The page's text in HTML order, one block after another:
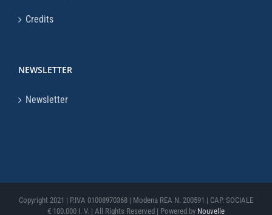
Credits
NEWSLETTER
Newsletter
Copyright 2021 | P.IVA 01008970368 | Modena REA N. 200591 | CAP. SOCIALE
€ 100.000 I. V. | All Rights Reserved | Powered by Nouvelle